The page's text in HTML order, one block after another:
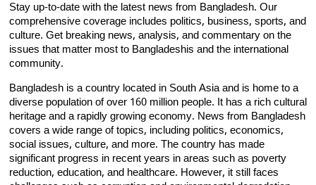
Stay up-to-date with the latest news from Bangladesh. Our
comprehensive coverage includes politics, business, sports, and
culture. Get breaking news, analysis, and commentary on the
issues that matter most to Bangladeshis and the international
community.
Bangladesh is a country located in South Asia and is home to a
diverse population of over 160 million people. It has a rich cultural
heritage and a rapidly growing economy. News from Bangladesh
covers a wide range of topics, including politics, economics,
social issues, culture, and more. The country has made
significant progress in recent years in areas such as poverty
reduction, education, and healthcare. However, it still faces